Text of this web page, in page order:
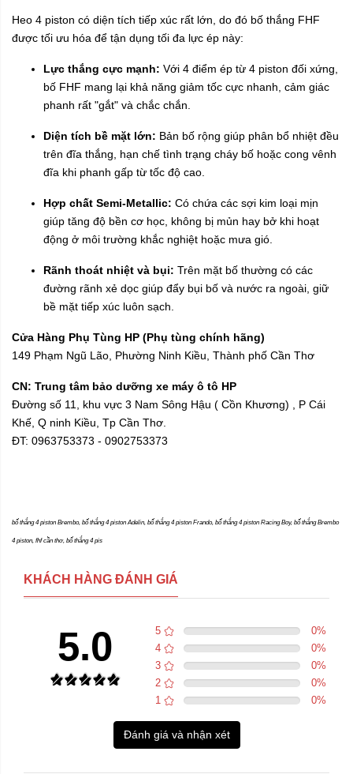
Heo 4 piston có diện tích tiếp xúc rất lớn, do đó bố thắng FHF
được tối ưu hóa để tận dụng tối đa lực ép này:
Lực thắng cực mạnh: Với 4 điểm ép từ 4 piston đối xứng,
bố FHF mang lại khả năng giảm tốc cực nhanh, cảm giác
phanh rất "gắt" và chắc chắn.
Diện tích bề mặt lớn: Bản bố rộng giúp phân bổ nhiệt đều
trên đĩa thắng, hạn chế tình trạng cháy bố hoặc cong vênh
đĩa khi phanh gấp từ tốc độ cao.
Hợp chất Semi-Metallic: Có chứa các sợi kim loại mịn
giúp tăng độ bền cơ học, không bị mủn hay bở khi hoạt
động ở môi trường khắc nghiệt hoặc mưa gió.
Rãnh thoát nhiệt và bụi: Trên mặt bố thường có các
đường rãnh xẻ dọc giúp đẩy bụi bố và nước ra ngoài, giữ
bề mặt tiếp xúc luôn sạch.
Cửa Hàng Phụ Tùng HP (Phụ tùng chính hãng)
149 Phạm Ngũ Lão, Phường Ninh Kiều, Thành phố Cần Thơ
CN: Trung tâm bảo dưỡng xe máy ô tô HP
Đường số 11, khu vực 3 Nam Sông Hậu ( Cồn Khương) , P Cái
Khế, Q ninh Kiều, Tp Cần Thơ.
ĐT: 0963753373 - 0902753373
bố thắng 4 piston Brembo, bố thắng 4 piston Adelin, bố thắng 4 piston Frando, bố thắng 4 piston Racing Boy, bố thắng Brembo
4 piston, fhf cần thơ, bố thắng 4 pis
KHÁCH HÀNG ĐÁNH GIÁ
5.0 5 0%
4
0%
3
0%
2
0%
1
0%
Đánh giá và nhận xét